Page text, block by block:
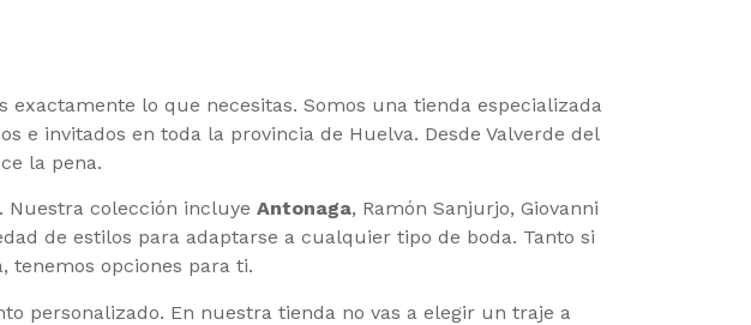
exactamente lo que necesitas. Somos una tienda especializada
e invitados en toda la provincia de Huelva. Desde Valverde del
la pena.
Nuestra colección incluye Antonaga, Ramón Sanjurjo, Giovanni
de estilos para adaptarse a cualquier tipo de boda. Tanto si
tenemos opciones para ti.
personalizado. En nuestra tienda no vas a elegir un traje a